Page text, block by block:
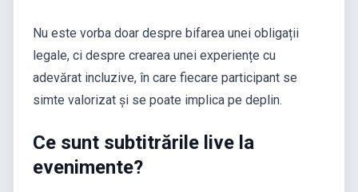
Nu este vorba doar despre bifarea unei obligații
legale, ci despre crearea unei experiențe cu
adevărat incluzive, în care fiecare participant se
simte valorizat și se poate implica pe deplin.
Ce sunt subtitrările live la
evenimente?